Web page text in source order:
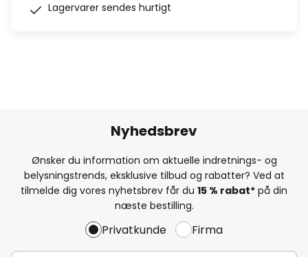
Lagervarer sendes hurtigt
Nyhedsbrev
Ønsker du information om aktuelle indretnings- og
belysningstrends, eksklusive tilbud og rabatter? Ved at
tilmelde dig vores nyhetsbrev får du 15 % rabat* på din
næste bestilling.
Privatkunde Firma